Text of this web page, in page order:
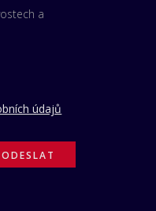
a
údajů